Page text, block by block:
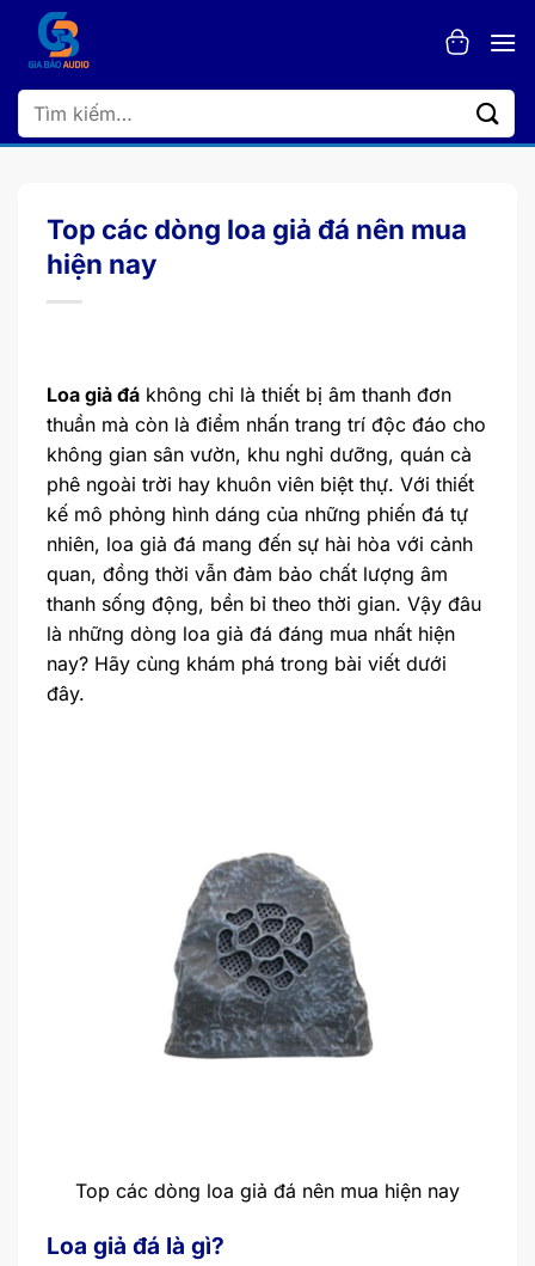
dung
Tìm
kiếm:
Top các dòng loa giả đá nên mua
hiện nay
Loa giả đá không chỉ là thiết bị âm thanh đơn
thuần mà còn là điểm nhấn trang trí độc đáo cho
không gian sân vườn, khu nghỉ dưỡng, quán cà
phê ngoài trời hay khuôn viên biệt thự. Với thiết
kế mô phỏng hình dáng của những phiến đá tự
nhiên, loa giả đá mang đến sự hài hòa với cảnh
quan, đồng thời vẫn đảm bảo chất lượng âm
thanh sống động, bền bỉ theo thời gian. Vậy đâu
là những dòng loa giả đá đáng mua nhất hiện
nay? Hãy cùng khám phá trong bài viết dưới
đây.
Top các dòng loa giả đá nên mua hiện nay
Loa giả đá là gì?